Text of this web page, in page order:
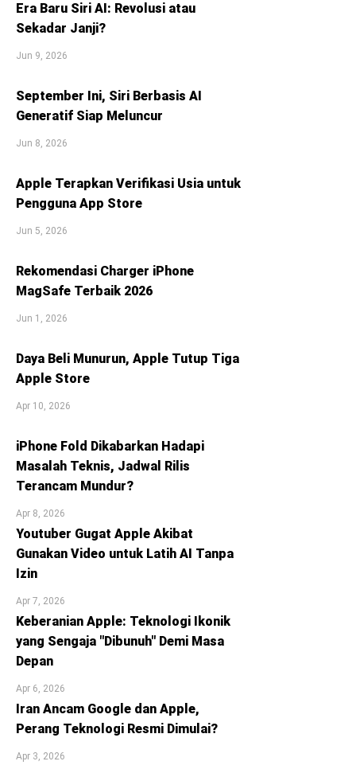
Era Baru Siri AI: Revolusi atau
Sekadar Janji?
Jun 9, 2026
September Ini, Siri Berbasis AI
Generatif Siap Meluncur
Jun 8, 2026
Apple Terapkan Verifikasi Usia untuk
Pengguna App Store
Jun 5, 2026
Rekomendasi Charger iPhone
MagSafe Terbaik 2026
Jun 1, 2026
Daya Beli Munurun, Apple Tutup Tiga
Apple Store
Apr 10, 2026
iPhone Fold Dikabarkan Hadapi
Masalah Teknis, Jadwal Rilis
Terancam Mundur?
Apr 8, 2026
Youtuber Gugat Apple Akibat
Gunakan Video untuk Latih AI Tanpa
Izin
Apr 7, 2026
Keberanian Apple: Teknologi Ikonik
yang Sengaja "Dibunuh" Demi Masa
Depan
Apr 6, 2026
Iran Ancam Google dan Apple,
Perang Teknologi Resmi Dimulai?
Apr 3, 2026